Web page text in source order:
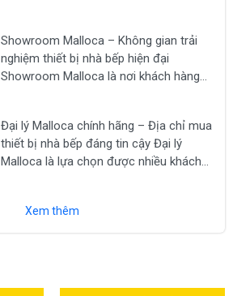
như bếp từ, máy hút...
Showroom Malloca – Không gian trải
nghiệm thiết bị nhà bếp hiện đại
Showroom Malloca là nơi khách hàng
máy hút mùi, lò nướng, lò vi sóng, máy...
Đại lý Malloca chính hãng – Địa chỉ mua
thiết bị nhà bếp đáng tin cậy Đại lý
Malloca là lựa chọn được nhiều khách
máy hút...
Xem thêm